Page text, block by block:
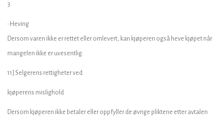
3
• Heving
Dersom varen ikke er rettet eller omlevert, kan kjøperen også heve kjøpet når
mangelen ikke er uvesentlig.
11] Selgerens rettigheter ved
kjøperens mislighold
Dersom kjøperen ikke betaler eller oppfyller de øvrige pliktene etter avtalen